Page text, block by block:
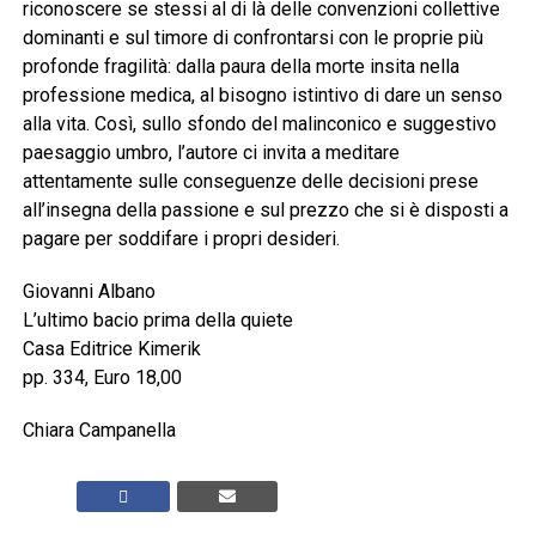
riconoscere se stessi al di là delle convenzioni collettive
dominanti e sul timore di confrontarsi con le proprie più
profonde fragilità: dalla paura della morte insita nella
professione medica, al bisogno istintivo di dare un senso
alla vita. Così, sullo sfondo del malinconico e suggestivo
paesaggio umbro, l’autore ci invita a meditare
attentamente sulle conseguenze delle decisioni prese
all’insegna della passione e sul prezzo che si è disposti a
pagare per soddifare i propri desideri.
Giovanni Albano
L’ultimo bacio prima della quiete
Casa Editrice Kimerik
pp. 334, Euro 18,00
Chiara Campanella